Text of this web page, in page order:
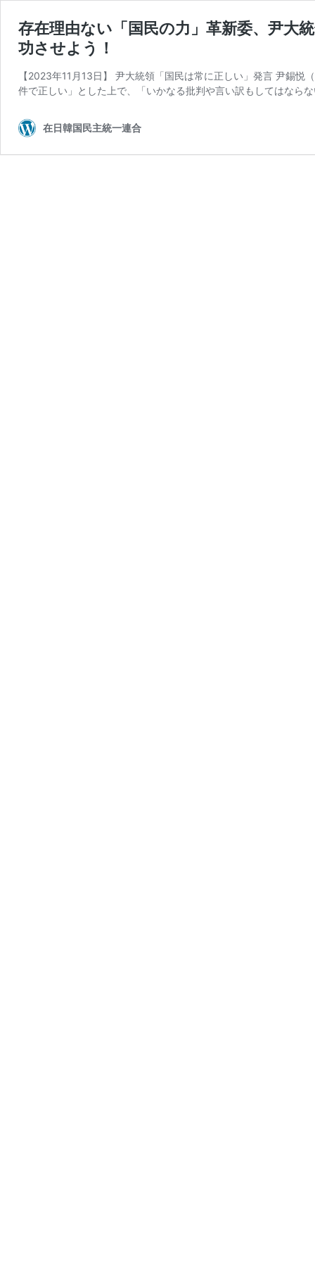
存在理由ない「国民の力」革新委、尹大
功させよう！
【2023年11月13日】 尹大統領「国民は常に正しい」発言 尹錫
件で正しい」とした上で、「いかなる批判や言い訳もしてはなら
在日韓国民主統一連合